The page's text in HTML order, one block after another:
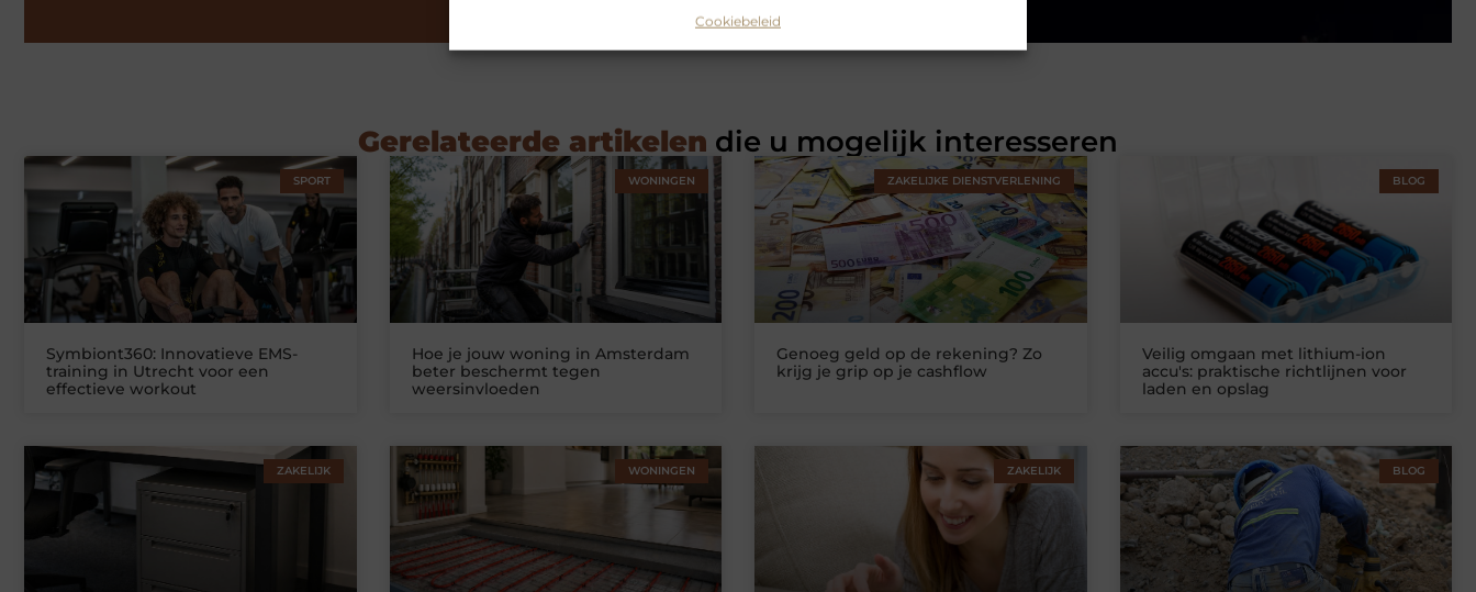
Cookiebeleid
Gerelateerde artikelen die u mogelijk interesseren
SPORT
Symbiont360: Innovatieve EMS-
training in Utrecht voor een
effectieve workout
WONINGEN
Hoe je jouw woning in Amsterdam
beter beschermt tegen
weersinvloeden
ZAKELIJKE DIENSTVERLENING
Genoeg geld op de rekening? Zo
krijg je grip op je cashflow
BLOG
Veilig omgaan met lithium-ion
accu's: praktische richtlijnen voor
laden en opslag
ZAKELIJK WONINGEN ZAKELIJK BLOG